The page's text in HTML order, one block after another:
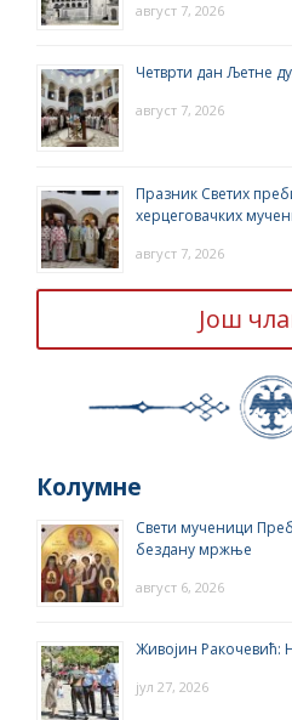
август 7, 2026
Четврти дан Љетне
август 7, 2026
Празник Светих
херцеговачких
август 7, 2026
Још
Колумне
Свети мученици
бездану мржње
август 6, 2026
Живојин Ракочевић:
јул 27, 2026